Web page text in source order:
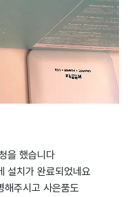
을 했습니다
설치가 완료되었네요
해주시고 사은품도